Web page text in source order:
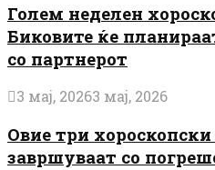
Голем неделен
Биковите ќе
со партнерот
3 мај, 20263 мај, 2026
Овие три хороскопски
завршуваат со